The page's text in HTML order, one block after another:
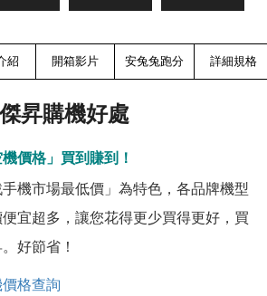
紹 開箱影片 安兔兔跑分 詳細規格
傑昇購機好處
價格」買到賺到！
機市場最低價」為特色，各品牌機型
宜超多，讓您花得更少買得更好，買
好節省！
格查詢